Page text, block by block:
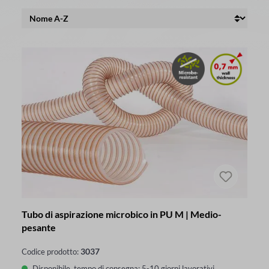
Tubo di aspirazione microbico in PU M | Medio-
pesante
Codice prodotto:3037